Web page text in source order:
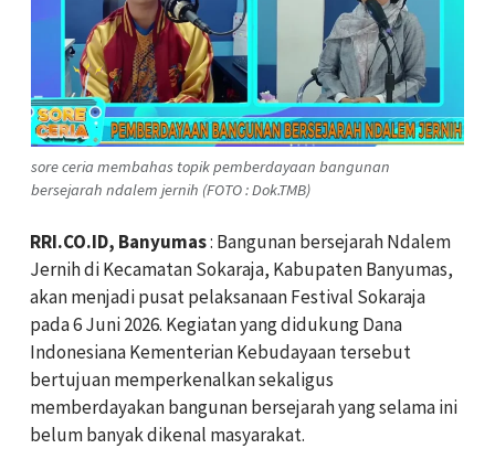
sore ceria membahas topik pemberdayaan bangunan
bersejarah ndalem jernih (FOTO : Dok.TMB)
RRI.CO.ID, Banyumas: Bangunan bersejarah Ndalem
Jernih di Kecamatan Sokaraja, Kabupaten Banyumas,
akan menjadi pusat pelaksanaan Festival Sokaraja
pada 6 Juni 2026. Kegiatan yang didukung Dana
Indonesiana Kementerian Kebudayaan tersebut
bertujuan memperkenalkan sekaligus
memberdayakan bangunan bersejarah yang selama ini
belum banyak dikenal masyarakat.